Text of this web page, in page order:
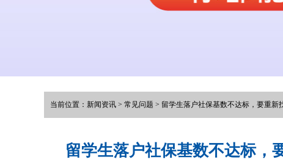
当前位置： 新闻资讯 > 常见问题 > 留学生落户社保基数不达标，要重新
留学生落户社保基数不达标，